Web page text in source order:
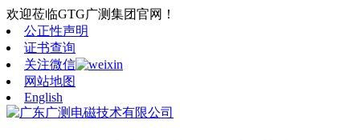
欢迎莅临GTG广测集团官网！
公正性声明
证书查询
关注微信
网站地图
English